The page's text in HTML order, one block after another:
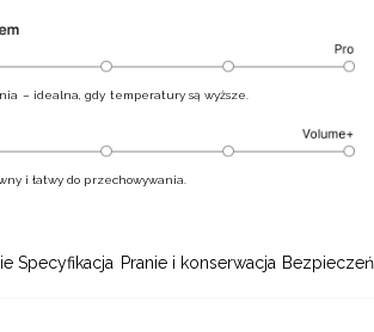
Specyfikacja Pranie i konserwacja
– idealna, gdy temperatury są wyższe.
i łatwy do przechowywania.